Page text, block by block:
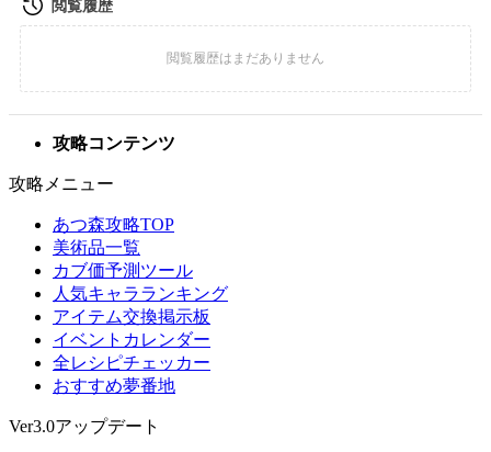
攻略コンテンツ
攻略メニュー
あつ森攻略TOP
美術品一覧
カブ価予測ツール
人気キャラランキング
アイテム交換掲示板
イベントカレンダー
全レシピチェッカー
おすすめ夢番地
Ver3.0アップデート